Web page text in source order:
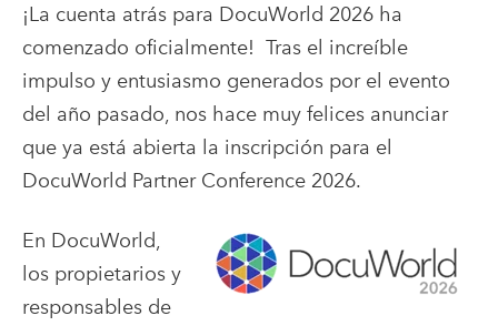
¡La cuenta atrás para DocuWorld 2026 ha
comenzado oficialmente! Tras el increíble
impulso y entusiasmo generados por el evento
del año pasado, nos hace muy felices anunciar
que ya está abierta la inscripción para el
DocuWorld Partner Conference 2026.
En DocuWorld,
los propietarios y
responsables de